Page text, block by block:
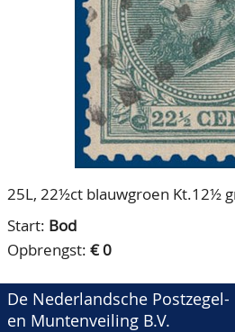
25L, 22½ct blauwgroen Kt.12½
Start: Bod
Opbrengst: € 0
De Nederlandsche Postzegel-
en Muntenveiling B.V.